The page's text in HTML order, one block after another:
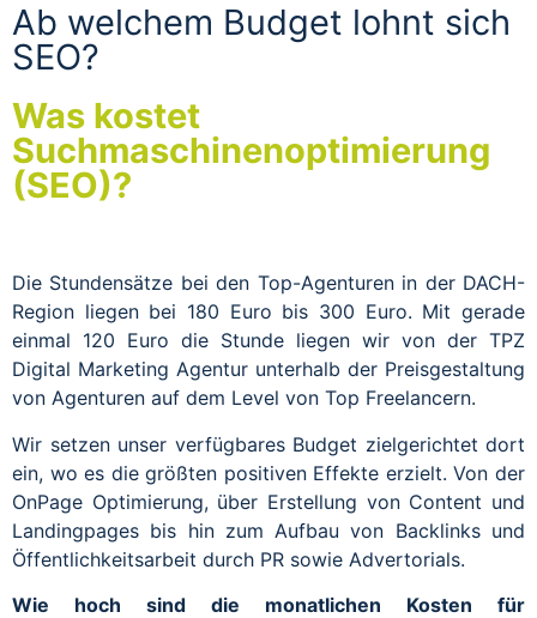
Ab welchem Budget lohnt sich
SEO?
Was kostet
Suchmaschinenoptimierung
(SEO)?
Die Stundensätze bei den Top-Agenturen in der DACH-
Region liegen bei 180 Euro bis 300 Euro. Mit gerade
einmal 120 Euro die Stunde liegen wir von der TPZ
Digital Marketing Agentur unterhalb der Preisgestaltung
von Agenturen auf dem Level von Top Freelancern.
Wir setzen unser verfügbares Budget zielgerichtet dort
ein, wo es die größten positiven Effekte erzielt. Von der
OnPage Optimierung, über Erstellung von Content und
Landingpages bis hin zum Aufbau von Backlinks und
Öffentlichkeitsarbeit durch PR sowie Advertorials.
Wie hoch sind die monatlichen Kosten für